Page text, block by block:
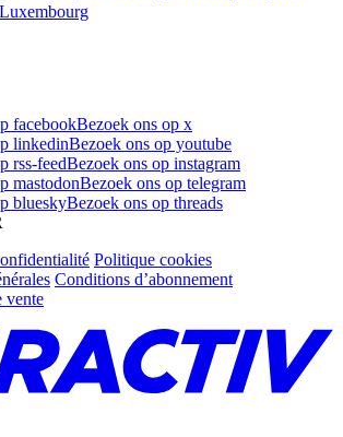
facebookBezoek ons op x
linkedinBezoek ons op youtube
rss-feedBezoek ons op instagram
mastodonBezoek ons op telegram
blueskyBezoek ons op threads
Politique cookies
Conditions d’abonnement
vente